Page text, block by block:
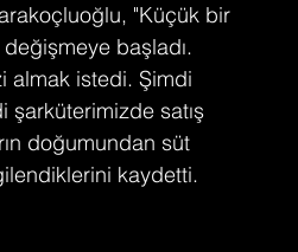
"Küçük bir
başladı.
almak istedi. Şimdi
satış
doğumundan süt
kaydetti.